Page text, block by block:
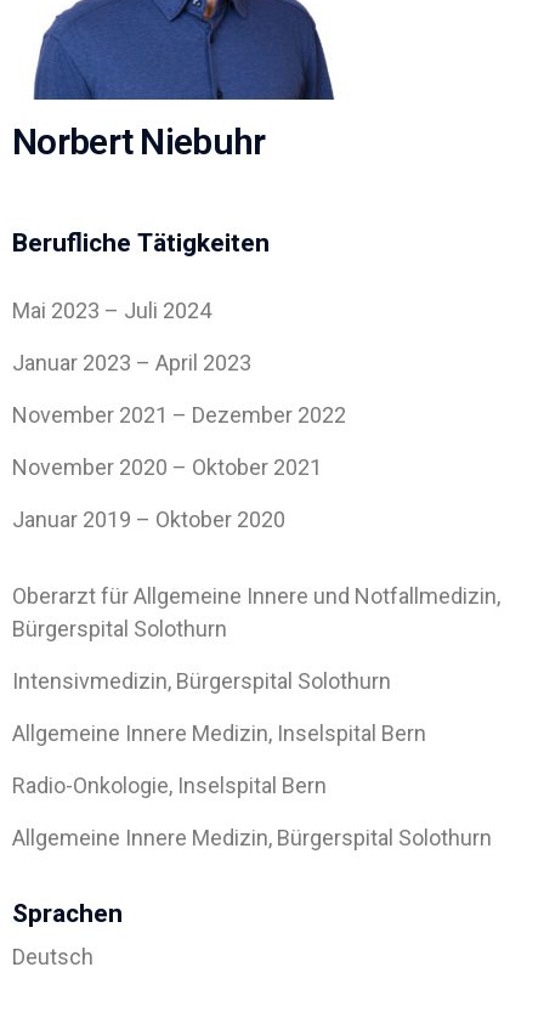
Norbert Niebuhr
Berufliche Tätigkeiten
Mai 2023 – Juli 2024
Januar 2023 – April 2023
November 2021 – Dezember 2022
November 2020 – Oktober 2021
Januar 2019 – Oktober 2020
Oberarzt für Allgemeine Innere und Notfallmedizin,
Bürgerspital Solothurn
Intensivmedizin, Bürgerspital Solothurn
Allgemeine Innere Medizin, Inselspital Bern
Radio-Onkologie, Inselspital Bern
Allgemeine Innere Medizin, Bürgerspital Solothurn
Sprachen
Deutsch